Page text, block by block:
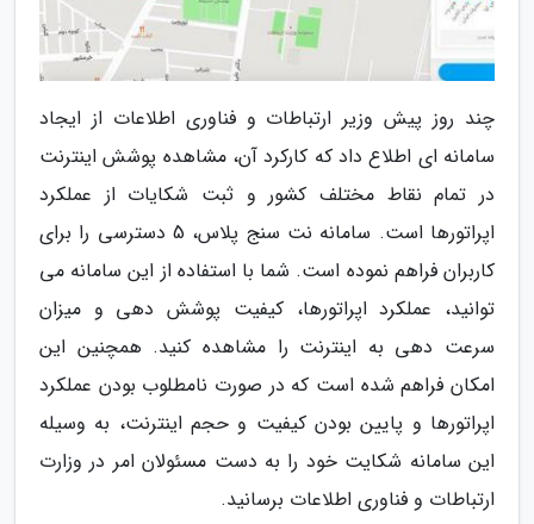
چند روز پیش وزیر ارتباطات و فناوری اطلاعات از ایجاد
سامانه ای اطلاع داد که کارکرد آن، مشاهده پوشش اینترنت
در تمام نقاط مختلف کشور و ثبت شکایات از عملکرد
اپراتورها است. سامانه نت سنج پلاس، 5 دسترسی را برای
کاربران فراهم نموده است. شما با استفاده از این سامانه می
توانید، عملکرد اپراتورها، کیفیت پوشش دهی و میزان
سرعت دهی به اینترنت را مشاهده کنید. همچنین این
امکان فراهم شده است که در صورت نامطلوب بودن عملکرد
اپراتورها و پایین بودن کیفیت و حجم اینترنت، به وسیله
این سامانه شکایت خود را به دست مسئولان امر در وزارت
ارتباطات و فناوری اطلاعات برسانید.